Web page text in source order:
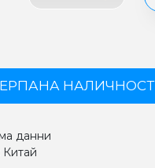
НАЛИЧНОСТ
данни